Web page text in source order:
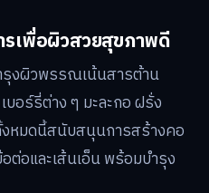
เพื่อผิวสวยสุขภาพดี
งผิวพรรณเน้นสารต้าน
บอร์รี่ต่าง ๆ มะละกอ ฝรั่ง
หมดนี้สนับสนุนการสร้างคอ
ต่อและเส้นเอ็น พร้อมบำรุง